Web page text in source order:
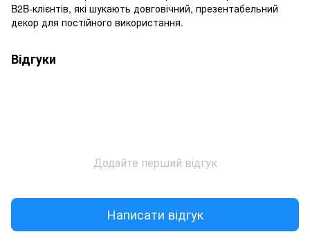
B2B-клієнтів, які шукають довговічний, презентабельний
декор для постійного використання.
Відгуки
Додайте перший відгук
Написати відгук